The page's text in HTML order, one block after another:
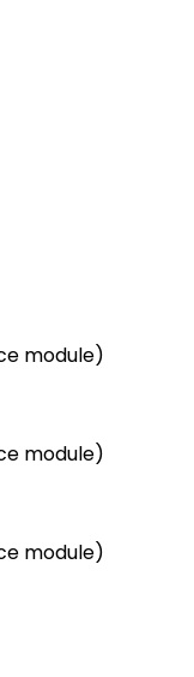
module)
module)
module)